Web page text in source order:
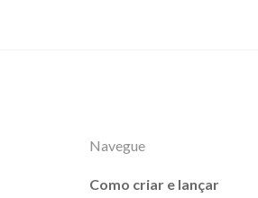
Navegue
Como criar e lançar